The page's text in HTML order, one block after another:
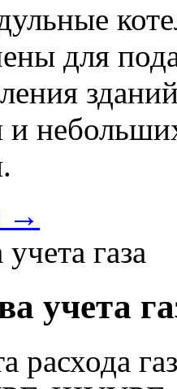
для
и
→
газа
учета